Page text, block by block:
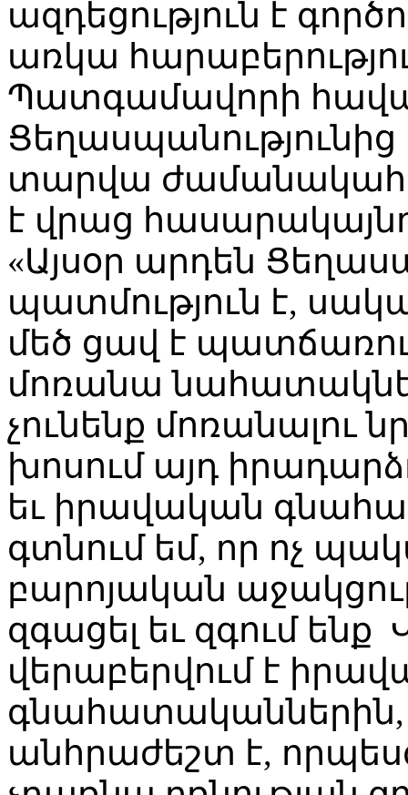
ազդեցություն է
առկա
Պատգամավորի
տարվա
է վրաց
«Այսօր արդեն
պատմություն է,
մեծ ցավ է
մոռանա
չունենք մոռանալու
խոսում այդ
եւ իրավական
գտնում եմ, որ ոչ
բարոյական
զգացել եւ զգում
վերաբերվում է
անհրաժեշտ է,